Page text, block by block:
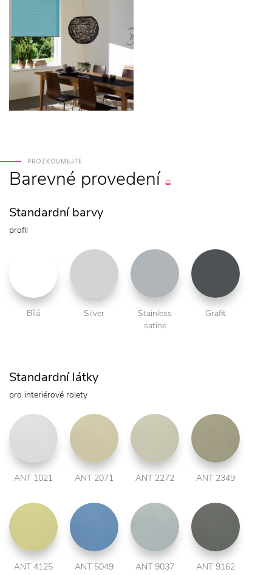
PROZKOUMEJTE
Barevné provedení
Standardní barvy
profil
Bílá Silver
Stainless
satine
Grafit
Standardní látky
pro interiérové rolety
ANT 1021 ANT 2071 ANT 2272 ANT 2349
ANT 4125 ANT 5049 ANT 9037 ANT 9162